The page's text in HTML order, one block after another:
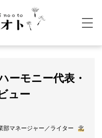
ーモニー代表・
ュー
部マネージャー／ライター
北